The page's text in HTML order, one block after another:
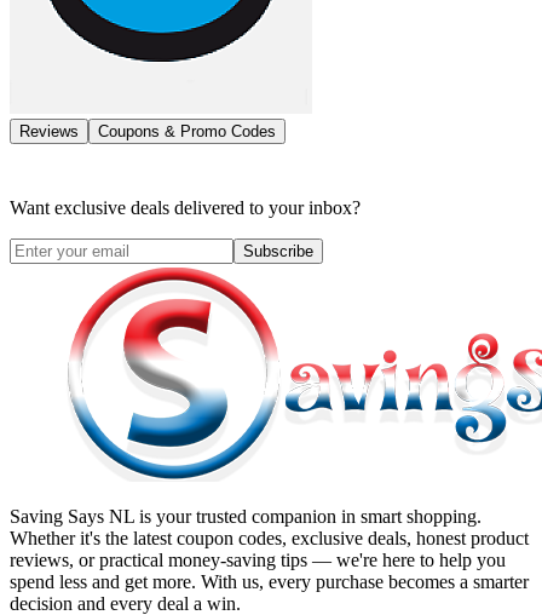
Reviews Coupons & Promo Codes
Want exclusive deals delivered to your inbox?
Subscribe
Saving Says NL is your trusted companion in smart shopping.
Whether it's the latest coupon codes, exclusive deals, honest product
reviews, or practical money-saving tips — we're here to help you
spend less and get more. With us, every purchase becomes a smarter
decision and every deal a win.